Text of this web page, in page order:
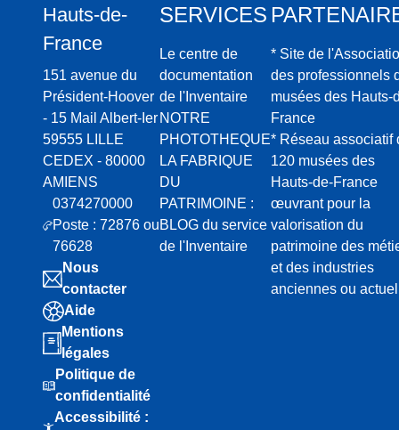
Hauts-de-
France
151 avenue du
Président-Hoover
- 15 Mail Albert-Ier
59555 LILLE
CEDEX - 80000
AMIENS
0374270000
Poste : 72876 ou
76628
Nous
contacter
Aide
Mentions
légales
Politique de
confidentialité
Accessibilité :
SERVICES
Le centre de
documentation
de l'Inventaire
NOTRE
PHOTOTHEQUE
LA FABRIQUE
DU
PATRIMOINE :
BLOG du service
de l'Inventaire
* Site de
des professionnels
musées des Hauts-
France
* Réseau associatif
120 musées des
Hauts-de-France
œuvrant pour la
valorisation du
patrimoine des
et des industries
anciennes ou